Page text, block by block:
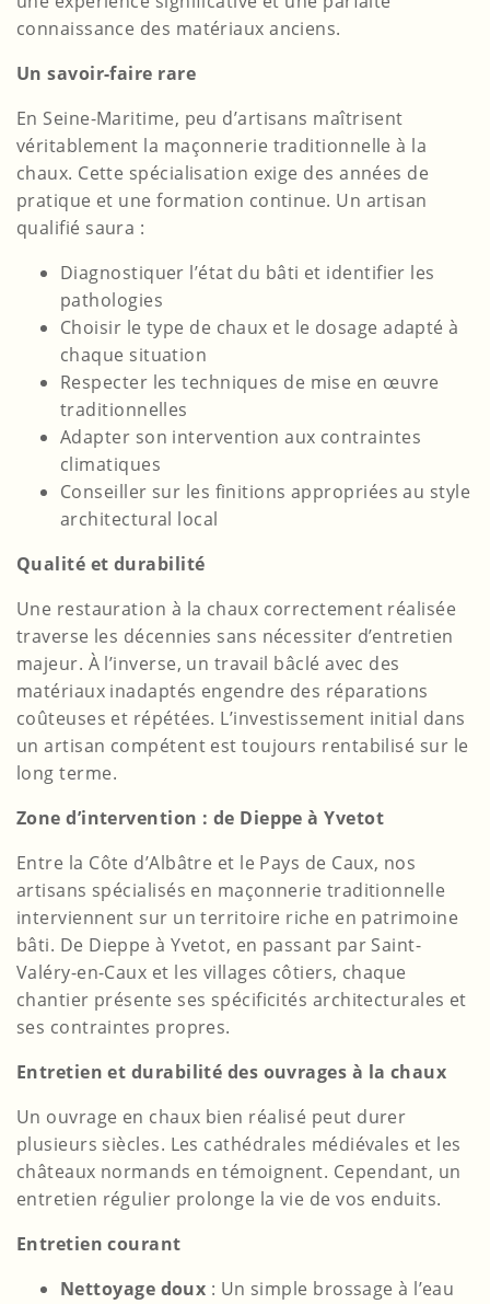
connaissance des matériaux anciens.
Un savoir-faire rare
En Seine-Maritime, peu d’artisans maîtrisent
véritablement la maçonnerie traditionnelle à la
chaux. Cette spécialisation exige des années de
pratique et une formation continue. Un artisan
qualifié saura :
Diagnostiquer l’état du bâti et identifier les
pathologies
Choisir le type de chaux et le dosage adapté à
chaque situation
Respecter les techniques de mise en œuvre
traditionnelles
Adapter son intervention aux contraintes
climatiques
Conseiller sur les finitions appropriées au style
architectural local
Qualité et durabilité
Une restauration à la chaux correctement réalisée
traverse les décennies sans nécessiter d’entretien
majeur. À l’inverse, un travail bâclé avec des
matériaux inadaptés engendre des réparations
coûteuses et répétées. L’investissement initial dans
un artisan compétent est toujours rentabilisé sur le
long terme.
Zone d’intervention : de Dieppe à Yvetot
Entre la Côte d’Albâtre et le Pays de Caux, nos
artisans spécialisés en maçonnerie traditionnelle
interviennent sur un territoire riche en patrimoine
bâti. De Dieppe à Yvetot, en passant par Saint-
Valéry-en-Caux et les villages côtiers, chaque
chantier présente ses spécificités architecturales et
ses contraintes propres.
Entretien et durabilité des ouvrages à la chaux
Un ouvrage en chaux bien réalisé peut durer
plusieurs siècles. Les cathédrales médiévales et les
châteaux normands en témoignent. Cependant, un
entretien régulier prolonge la vie de vos enduits.
Entretien courant
Nettoyage doux : Un simple brossage à l’eau